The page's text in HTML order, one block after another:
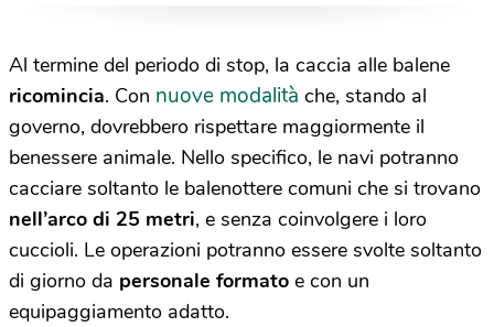
Al termine del periodo di stop, la caccia alle balene
ricomincia. Con nuove modalità che, stando al
governo, dovrebbero rispettare maggiormente il
benessere animale. Nello specifico, le navi potranno
cacciare soltanto le balenottere comuni che si trovano
nell’arco di 25 metri, e senza coinvolgere i loro
cuccioli. Le operazioni potranno essere svolte soltanto
di giorno da personale formato e con un
equipaggiamento adatto.